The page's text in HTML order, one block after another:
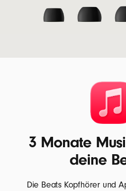
3 Monate
deine
Die Beats Kopfhörer und